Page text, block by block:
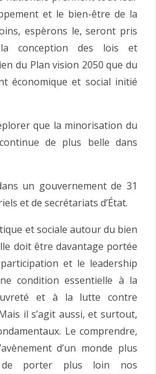
et le bien-être de la
espèrons le, seront pris
conception des lois et
du Plan vision 2050 que du
économique et social initié
que la minorisation du
de plus belle dans
un gouvernement de 31
et de secrétariats d’État.
et sociale autour du bien
doit être davantage portée
et le leadership
condition essentielle à la
et à la lutte contre
il s’agit aussi, et surtout,
Le comprendre,
d’un monde plus
porter plus loin nos